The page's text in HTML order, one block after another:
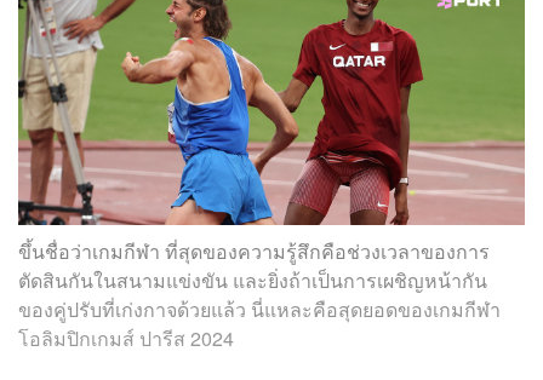
ขึ้นชื่อว่าเกมกีฬา ที่สุดของความรู้สึกคือช่วงเวลาของการ
ตัดสินกันในสนามแข่งขัน และยิ่งถ้าเป็นการเผชิญหน้ากัน
ของคู่ปรับที่เก่งกาจด้วยแล้ว นี่แหละคือสุดยอดของเกมกีฬา
โอลิมปิกเกมส์ ปารีส 2024